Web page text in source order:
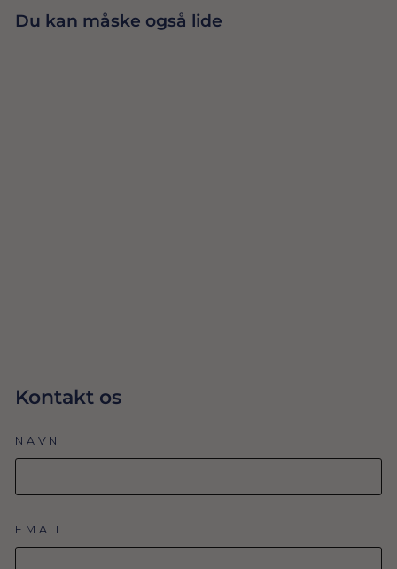
Du kan måske også lide
Kontakt os
NAVN
EMAIL